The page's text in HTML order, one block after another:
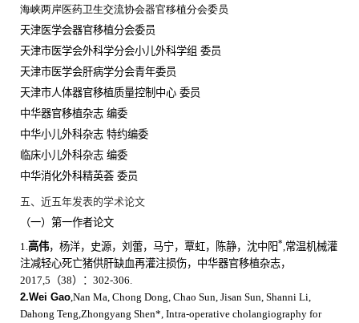
海峡两岸医药卫生交流协会器官移植分会委员
天津医学会器官移植分会委员
天津市医学会外科学分会小儿外科学组 委员
天津市医学会肝病学分会青年委员
天津市人体器官移植质量控制中心 委员
中华器官移植杂志 编委
中华小儿外科杂志 特约编委
临床小儿外科杂志 编委
中华消化外科精英荟 委员
五、近五年发表的学术论文
（一）第一作者论文
1. 高伟，杨洋，史源，刘蕾，马宁，覃虹，陈静，沈中阳* 常温机械灌
注减轻心死亡猪供肝缺血再灌注损伤，中华器官移植杂志，
2017,5 （38）： 302-306.
2.Wei Gao ,Nan Ma, Chong Dong, Chao Sun, Jisan Sun, Shanni Li,
Dahong Teng,Zhongyang Shen*, Intra-operative cholangiography for